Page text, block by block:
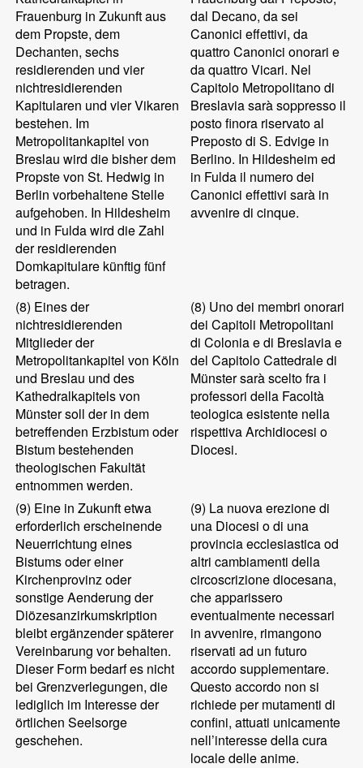
Frauenburg in Zukunft aus
dem Propste, dem
Dechanten, sechs
residierenden und vier
nichtresidierenden
Kapitularen und vier Vikaren
bestehen. Im
Metropolitankapitel von
Breslau wird die bisher dem
Propste von St. Hedwig in
Berlin vorbehaltene Stelle
aufgehoben. In Hildesheim
und in Fulda wird die Zahl
der residierenden
Domkapitulare künftig fünf
betragen.
dal Decano, da sei
Canonici effettivi, da
quattro Canonici onorari e
da quattro Vicari. Nel
Capitolo Metropolitano di
Breslavia sarà soppresso il
posto finora riservato al
Preposto di S. Edvige in
Berlino. In Hildesheim ed
in Fulda il numero dei
Canonici effettivi sarà in
avvenire di cinque.
(8) Eines der
nichtresidierenden
Mitglieder der
Metropolitankapitel von Köln
und Breslau und des
Kathedralkapitels von
Münster soll der in dem
betreffenden Erzbistum oder
Bistum bestehenden
theologischen Fakultät
entnommen werden.
(8) Uno dei membri onorari
dei Capitoli Metropolitani
di Colonia e di Breslavia e
del Capitolo Cattedrale di
Münster sarà scelto fra i
professori della Facoltà
teologica esistente nella
rispettiva Archidiocesi o
Diocesi.
(9) Eine in Zukunft etwa
erforderlich erscheinende
Neuerrichtung eines
Bistums oder einer
Kirchenprovinz oder
sonstige Aenderung der
Diözesanzirkumskription
bleibt ergänzender späterer
Vereinbarung vor behalten.
Dieser Form bedarf es nicht
bei Grenzverlegungen, die
lediglich im Interesse der
örtlichen Seelsorge
geschehen.
(9) La nuova erezione di
una Diocesi o di una
provincia ecclesiastica od
altri cambiamenti della
circoscrizione diocesana,
che apparissero
eventualmente necessari
in avvenire, rimangono
riservati ad un futuro
accordo supplementare.
Questo accordo non si
richiede per mutamenti di
confini, attuati unicamente
nell’interesse della cura
locale delle anime.